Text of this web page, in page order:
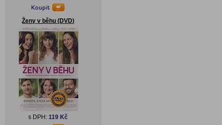
Ženy v běhu (DVD)
s DPH:119 Kč